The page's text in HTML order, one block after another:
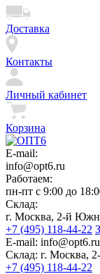
Доставка
Контакты
Личный кабинет
Корзина
E-mail:
info@opt6.ru
Работаем:
пн-пт с 9:00 до
Склад:
г. Москва, 2-й
+7 (495) 118-44-22
E-mail: info@opt6.ru
Склад: г. Москва,
+7 (495) 118-44-22